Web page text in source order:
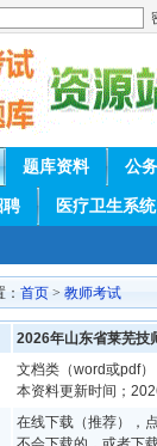
题库资料 公
聘 医疗卫生系统
首页 > 教师考试
2026年山东省莱芜技
文档类（word或pdf）
本资料更新时间；
在线下载（推荐），